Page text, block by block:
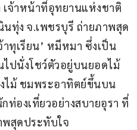
เจ้าหน้าที่อุทยานแห่งชาติ
นทุ่ง จ.เพชรบุรี ถ่ายภาพสุด
ทุเรียน’ หมีหมา ซึ่งเป็น
ปนั่งโชว์ตัวอยู่บนยอดไม้
ไม้ ชมพระอาทิตย์ขึ้นบน
ท่องเที่ยวอย่างสบายอุรา ที่
พสุดประทับใจ